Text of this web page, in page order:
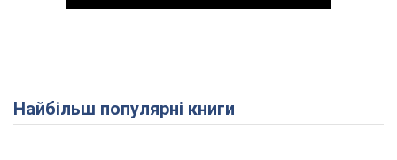
Play Video
Найбільш популярні книги